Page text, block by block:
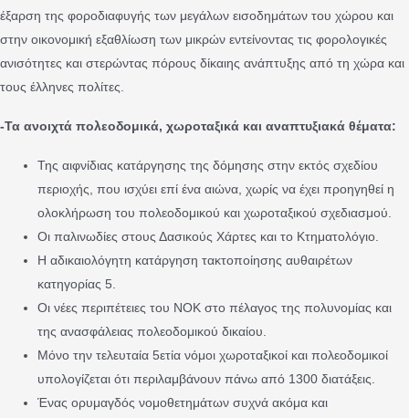
έξαρση της φοροδιαφυγής των μεγάλων εισοδημάτων του χώρου και
στην οικονομική εξαθλίωση των μικρών εντείνοντας τις φορολογικές
ανισότητες και στερώντας πόρους δίκαιης ανάπτυξης από τη χώρα και
τους έλληνες πολίτες.
-Τα ανοιχτά πολεοδομικά, χωροταξικά και αναπτυξιακά θέματα:
Της αιφνίδιας κατάργησης της δόμησης στην εκτός σχεδίου
περιοχής, που ισχύει επί ένα αιώνα, χωρίς να έχει προηγηθεί η
ολοκλήρωση του πολεοδομικού και χωροταξικού σχεδιασμού.
Οι παλινωδίες στους Δασικούς Χάρτες και το Κτηματολόγιο.
Η αδικαιολόγητη κατάργηση τακτοποίησης αυθαιρέτων
κατηγορίας 5.
Οι νέες περιπέτειες του ΝΟΚ στο πέλαγος της πολυνομίας και
της ανασφάλειας πολεοδομικού δικαίου.
Μόνο την τελευταία 5ετία νόμοι χωροταξικοί και πολεοδομικοί
υπολογίζεται ότι περιλαμβάνουν πάνω από 1300 διατάξεις.
Ένας ορυμαγδός νομοθετημάτων συχνά ακόμα και